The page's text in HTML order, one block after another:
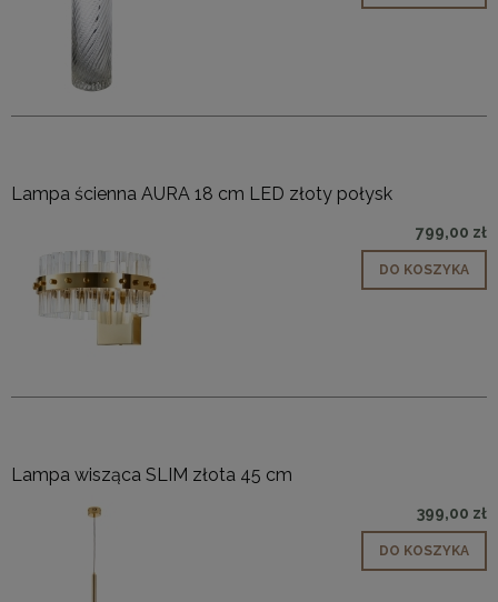
Lampa ścienna AURA 18 cm LED złoty połysk
799,00 zł
DO KOSZYKA
Lampa wisząca SLIM złota 45 cm
399,00 zł
DO KOSZYKA